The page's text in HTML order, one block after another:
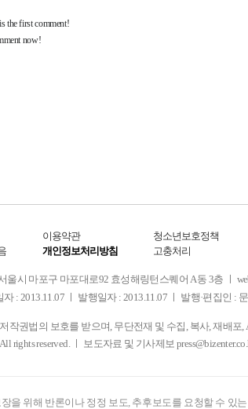
이용약관
개인정보처리방침
청소년보호정책
고충처리
시 마포구 마포대로92 효성해링턴스퀘어 A동 3층 ㅣ
: 2013.11.07 ㅣ 발행일자 : 2013.11.07 ㅣ 발행·편집인 :
작권법의 보호를 받으며, 무단전재 및 수집, 복사, 재배포
rights reserved. ㅣ 보도자료 및 기사제보
을 위해 반론이나 정정 보도, 추후보도를 요청할 수 있